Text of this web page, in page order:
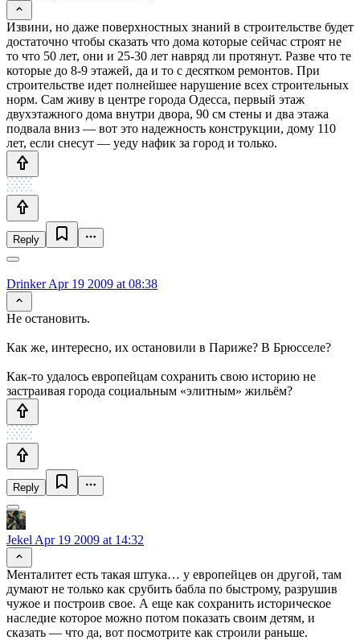
Извини, но даже поверхностных знаний в строительстве будет
достаточно чтобы сказать что дома которые сейчас строят не
то что 50 лет, они и 25-30 лет навряд ли протянут. Разве что те
которые до 8-9 этажей, да и то с десятком ремонтов. При
строительстве идет полнейшее нарушение всех строительных
норм. Сам живу в центре города Одесса, первый этаж
двухэтажного дома внутри двора, 90 см стены и два этажа
подвала вниз — вот это надежность конструкции, дому 110
лет, если снесут — уеду нафик за город и только.
Reply
DrinkerApr 19 2009 at 08:38
Не остановить.
Как же, интересно, их остановили в Париже? В Брюсселе?
Как-то удалось европейцам сохранить свою историю не
застраивая города социальным «элитным» жильём?
Reply
Jekel Apr 19 2009 at 14:32
Менталитет есть такая штука… у европейцев он другой, там
думают не только как срубить бабла по быстрому, разрушив
чужое и построив свое. А еще как сохранить историческое
наследие которое можно потом показать своим детям, и
сказать — что да, вот посмотрите как строили раньше.